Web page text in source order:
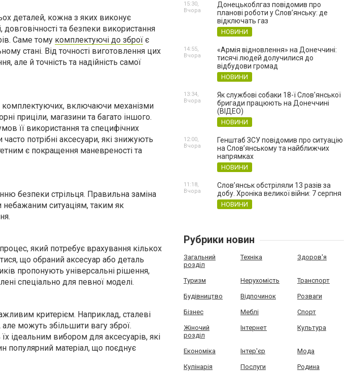
деталей, кожна з яких виконує
та безпеки використання
Саме тому комплектуючі до зброї є
стані. Від точності виготовлення цих
але й точність та надійність самої
комплектуючих, включаючи механізми
приціли, магазини та багато іншого.
її використання та специфічних
потрібні аксесуари, які знижують
є покращення маневреності та
безпеки стрільця. Правильна заміна
ситуаціям, таким як
який потребує врахування кількох
що обраний аксесуар або деталь
пропонують універсальні рішення,
спеціально для певної моделі.
критерієм. Наприклад, сталеві
але можуть збільшити вагу зброї.
ідеальним вибором для аксесуарів, які
популярний матеріал, що поєднує
Донецькоблгаз повідомив про
планові роботи у Слов’янську: де
відключать газ
НОВИНИ
15:30,
Вчора
«Армія відновлення» на Донеччині:
тисячі людей долучилися до
відбудови громад
НОВИНИ
14:55,
Вчора
Як службові собаки 18-ї Слов'янської
бригади працюють на Донеччині
(ВІДЕО)
НОВИНИ
13:34,
Вчора
Генштаб ЗСУ повідомив про ситуацію
на Слов’янському та найближчих
напрямках
НОВИНИ
12:00,
Вчора
Слов’янськ обстріляли 13 разів за
добу. Хроніка великої війни: 7 серпня
НОВИНИ
11:18,
Вчора
Рубрики новин
Загальний
розділ
Техніка Здоров'я
Туризм Нерухомість Транспорт
Будівництво Відпочинок Розваги
Бізнес Меблі Спорт
Жіночий
розділ
Інтернет Культура
Економіка Інтер'єр Мода
Кулінарія Послуги Родина